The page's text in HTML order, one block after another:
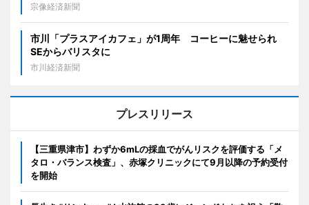
宗像経済新聞
市川「プラスアイカフェ」が1周年 コーヒーに魅せられ
SEからバリスタに
市川経済新聞
プレスリリース
【三重県津市】わずか6mLの採血でがんリスクを評価する「メ
タロ・バランス検査」、赤塚クリニックにて9月以降の予約受付
を開始